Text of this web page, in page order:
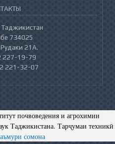
Таджикистан
734025
21А.
227-19-79
221-32-07
почвоведения и агрохимии
Таджикистана. Тарҷумаи техникӣ
сомона